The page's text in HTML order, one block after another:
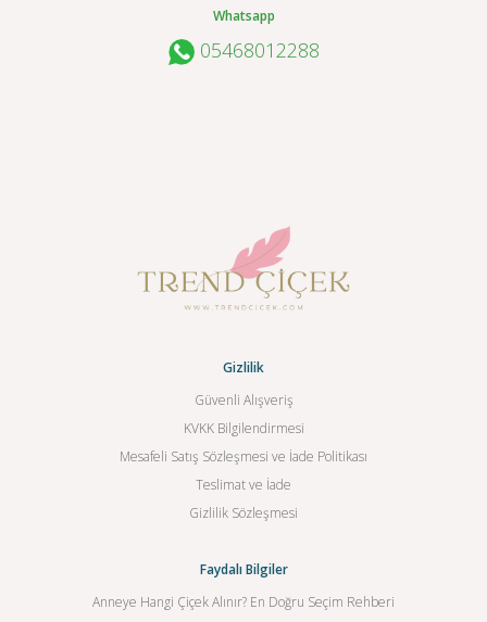
Whatsapp
05468012288
Gizlilik
Güvenli Alışveriş
KVKK Bilgilendirmesi
Mesafeli Satış Sözleşmesi ve İade Politikası
Teslimat ve İade
Gizlilik Sözleşmesi
Faydalı Bilgiler
Anneye Hangi Çiçek Alınır? En Doğru Seçim Rehberi